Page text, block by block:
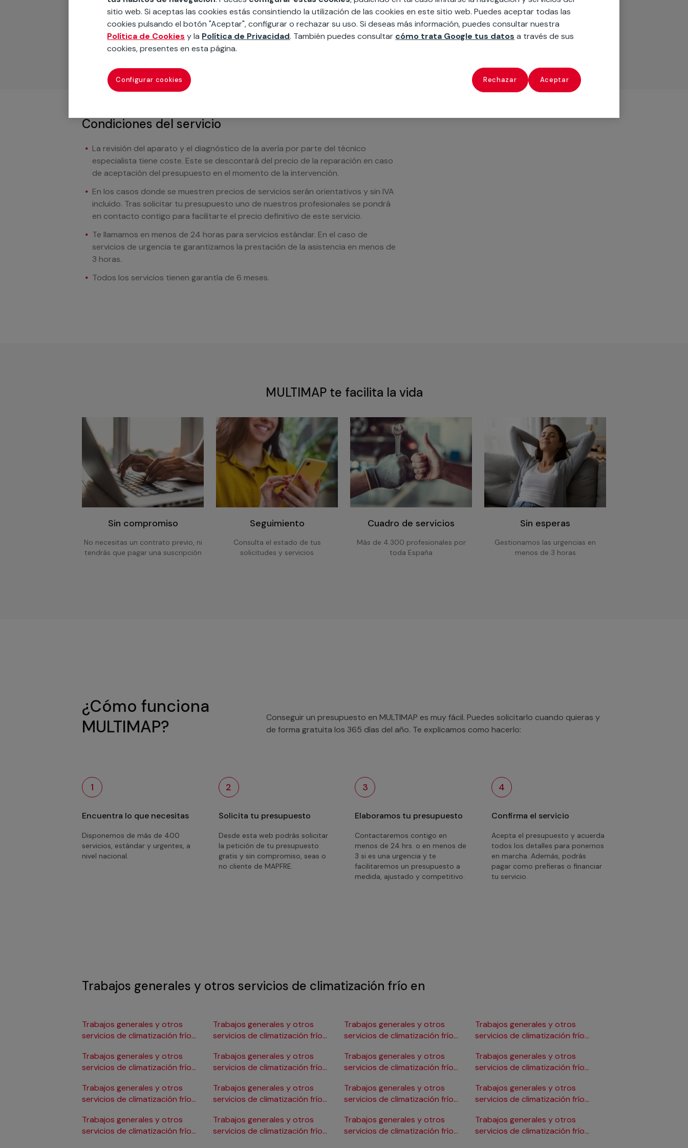
Podemos ofrecer cualquier servicio a medida incluyendo todo lo que necesites:
materiales, equipamientos, electrodomésticos, etc. Cuéntanos que necesitas
cuando te llamemos.
Condiciones del servicio
La revisión del aparato y el diagnóstico de la avería por parte del técnico
especialista tiene coste. Este se descontará del precio de la reparación en caso
de aceptación del presupuesto en el momento de la intervención.
En los casos donde se muestren precios de servicios serán orientativos y sin IVA
incluido. Tras solicitar tu presupuesto uno de nuestros profesionales se pondrá
en contacto contigo para facilitarte el precio definitivo de este servicio.
Te llamamos en menos de 24 horas para servicios estándar. En el caso de
servicios de urgencia te garantizamos la prestación de la asistencia en menos de
3 horas.
Todos los servicios tienen garantía de 6 meses.
MULTIMAP te facilita la vida
Sin compromiso
No necesitas un contrato previo, ni
tendrás que pagar una suscripción
Seguimiento
Consulta el estado de tus
solicitudes y servicios
Cuadro de servicios
Más de 4.300 profesionales por
toda España
Sin esperas
Gestionamos las urgencias en
menos de 3 horas
¿Cómo funciona
MULTIMAP?
Conseguir un presupuesto en MULTIMAP es muy fácil. Puedes solicitarlo cuando quieras y
de forma gratuita los 365 días del año. Te explicamos como hacerlo:
1
Encuentra lo que necesitas
Disponemos de más de 400
servicios, estándar y urgentes, a
nivel nacional.
2
Solicita tu presupuesto
Desde esta web podrás solicitar
la petición de tu presupuesto
gratis y sin compromiso, seas o
no cliente de MAPFRE.
3
Elaboramos tu presupuesto
Contactaremos contigo en
menos de 24 hrs. o en menos de
3 si es una urgencia y te
facilitaremos un presupuesto a
medida, ajustado y competitivo.
4
Confirma el servicio
Acepta el presupuesto y acuerda
todos los detalles para ponernos
en marcha. Además, podrás
pagar como prefieras o financiar
tu servicio.
Trabajos generales y otros servicios de climatización frío en
Trabajos generales y otros
servicios de climatización frío
Trabajos generales y otros
servicios de climatización frío
Trabajos generales y otros
servicios de climatización frío
Trabajos generales y otros
servicios de climatización frío
Trabajos generales y otros
servicios de climatización frío
Trabajos generales y otros
servicios de climatización frío
Trabajos generales y otros
servicios de climatización frío
Trabajos generales y otros
servicios de climatización frío
Trabajos generales y otros
servicios de climatización frío
Trabajos generales y otros
servicios de climatización frío
Trabajos generales y otros
servicios de climatización frío
Trabajos generales y otros
servicios de climatización frío
Trabajos generales y otros
servicios de climatización frío
Trabajos generales y otros
servicios de climatización frío
Trabajos generales y otros
servicios de climatización frío
Trabajos generales y otros
servicios de climatización frío
sitio web. Si aceptas las cookies estás consintiendo la utilización de las cookies en este sitio web. Puedes aceptar todas las
cookies pulsando el botón "Aceptar", configurar o rechazar su uso. Si deseas más información, puedes consultar nuestra
Política de Cookies y la Política de Privacidad. También puedes consultar cómo trata Google tus datos a través de sus
cookies, presentes en esta página.
Configurar cookies Rechazar Aceptar